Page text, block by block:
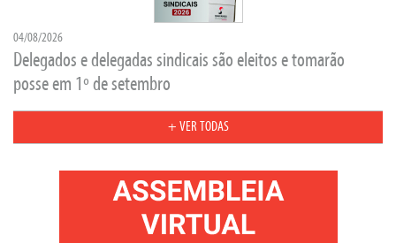
04/08/2026
Delegados e delegadas sindicais são eleitos e tomarão
posse em 1º de setembro
+ VER TODAS